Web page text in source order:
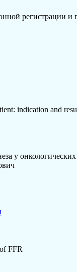
регистрации
indication and
у
FFR